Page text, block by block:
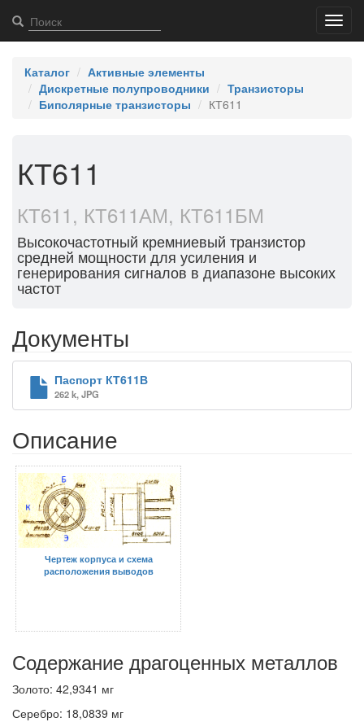
Каталог
Активные элементы
Дискретные полупроводники
Транзисторы
Биполярные транзисторы
КТ611
КТ611
КТ611, КТ611АМ, КТ611БМ
Высокочастотный кремниевый транзистор
средней мощности для усиления и
генерирования сигналов в диапазоне высоких
частот
Документы
Паспорт КТ611В
262 k, JPG
Описание
Чертеж корпуса и схема
расположения выводов
Содержание драгоценных металлов
Золото: 42,9341 мг
Серебро: 18,0839 мг